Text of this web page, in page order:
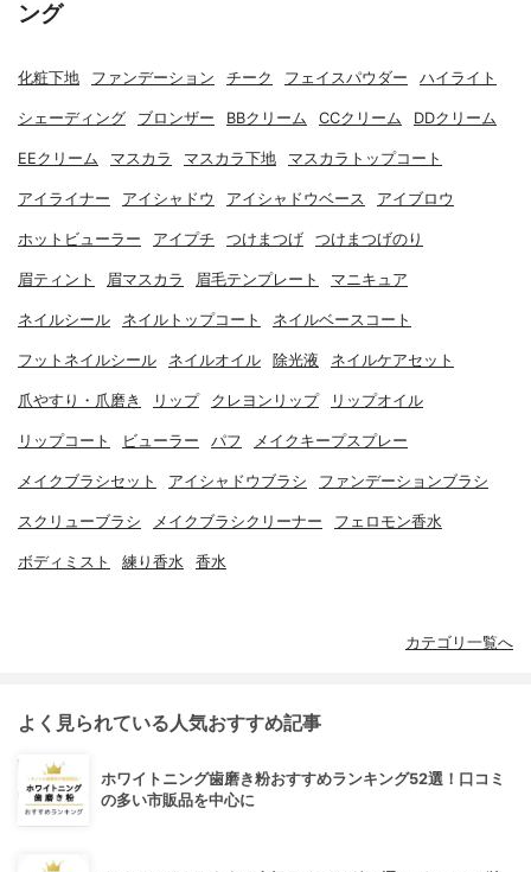
ング
化粧下地 ファンデーション チーク フェイスパウダー ハイライト
シェーディング ブロンザー BBクリーム CCクリーム DDクリーム
EEクリーム マスカラ マスカラ下地 マスカラトップコート
アイライナー アイシャドウ アイシャドウベース アイブロウ
ホットビューラー アイプチ つけまつげ つけまつげのり
眉ティント 眉マスカラ 眉毛テンプレート マニキュア
ネイルシール ネイルトップコート ネイルベースコート
フットネイルシール ネイルオイル 除光液 ネイルケアセット
爪やすり・爪磨き リップ クレヨンリップ リップオイル
リップコート ビューラー パフ メイクキープスプレー
メイクブラシセット アイシャドウブラシ ファンデーションブラシ
スクリューブラシ メイクブラシクリーナー フェロモン香水
ボディミスト 練り香水 香水
カテゴリ一覧へ
よく見られている人気おすすめ記事
ホワイトニング歯磨き粉おすすめランキング52選！口コミ
の多い市販品を中心に